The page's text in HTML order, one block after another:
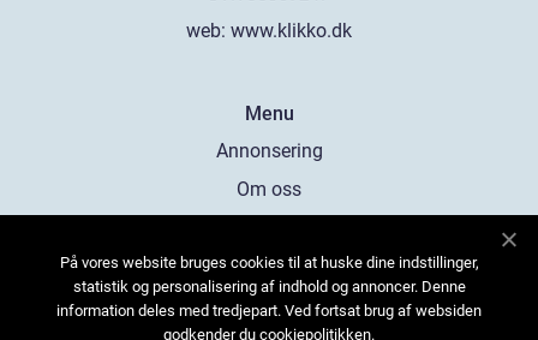
web: www.klikko.dk
Menu
Annonsering
Om oss
Kontakta oss
Sitemap
På vores website bruges cookies til at huske dine indstillinger,
statistik og personalisering af indhold og annoncer. Denne
information deles med tredjepart. Ved fortsat brug af websiden
godkender du cookiepolitikken.